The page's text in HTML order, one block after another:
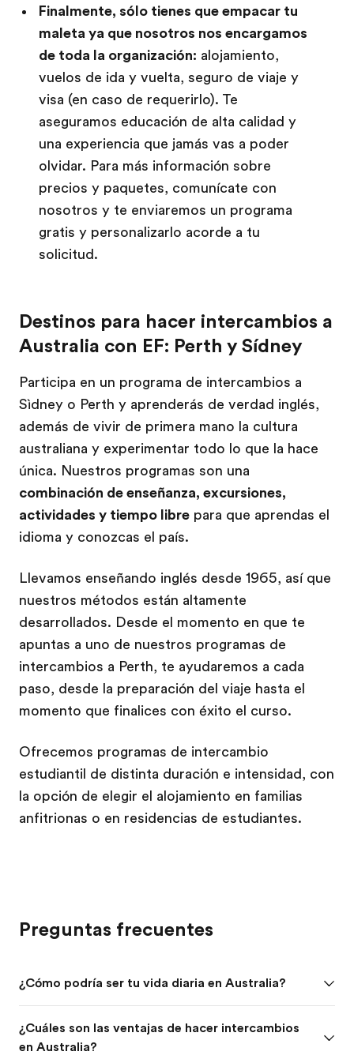
Finalmente, sólo tienes que empacar tu
maleta ya que nosotros nos encargamos
de toda la organización: alojamiento,
vuelos de ida y vuelta, seguro de viaje y
visa (en caso de requerirlo). Te
aseguramos educación de alta calidad y
una experiencia que jamás vas a poder
olvidar. Para más información sobre
precios y paquetes, comunícate con
nosotros y te enviaremos un programa
gratis y personalizarlo acorde a tu
solicitud.
Destinos para hacer intercambios a
Australia con EF: Perth y Sídney
Participa en un programa de intercambios a
Sìdney o Perth y aprenderás de verdad inglés,
además de vivir de primera mano la cultura
australiana y experimentar todo lo que la hace
única. Nuestros programas son una
combinación de enseñanza, excursiones,
actividades y tiempo libre para que aprendas el
idioma y conozcas el país.
Llevamos enseñando inglés desde 1965, así que
nuestros métodos están altamente
desarrollados. Desde el momento en que te
apuntas a uno de nuestros programas de
intercambios a Perth, te ayudaremos a cada
paso, desde la preparación del viaje hasta el
momento que finalices con éxito el curso.
Ofrecemos programas de intercambio
estudiantil de distinta duración e intensidad, con
la opción de elegir el alojamiento en familias
anfitrionas o en residencias de estudiantes.
Preguntas frecuentes
¿Cómo podría ser tu vida diaria en Australia?
¿Cuáles son las ventajas de hacer intercambios
en Australia?